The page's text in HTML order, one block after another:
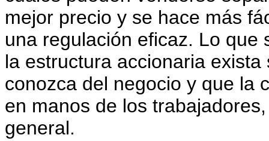
mejor precio y se hace más
una regulación eficaz. Lo que
la estructura accionaria
conozca del negocio y que la
en manos de los
general.